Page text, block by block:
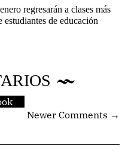
regresarán a clases más
estudiantes de educación
Newer Comments →